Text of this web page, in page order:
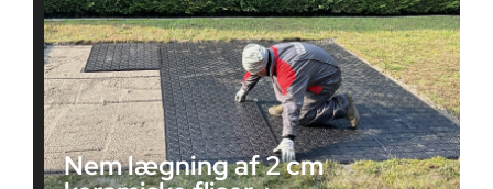
Nem lægning af 2 cm